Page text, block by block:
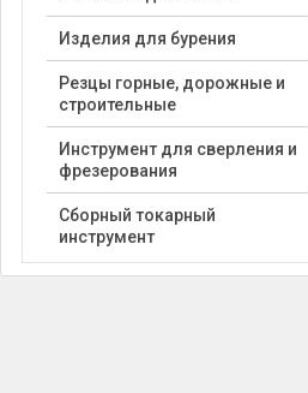
Изделия для бурения
Резцы горные, дорожные и
строительные
Инструмент для сверления и
фрезерования
Сборный токарный
инструмент